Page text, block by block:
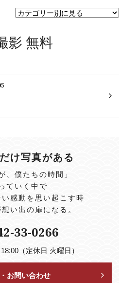
影 無料
け写真がある
、僕たちの時間」
ていく中で
感動を思い起こす時
い出の扉になる。
33-0266
（定休日 火曜日）
お問い合わせ